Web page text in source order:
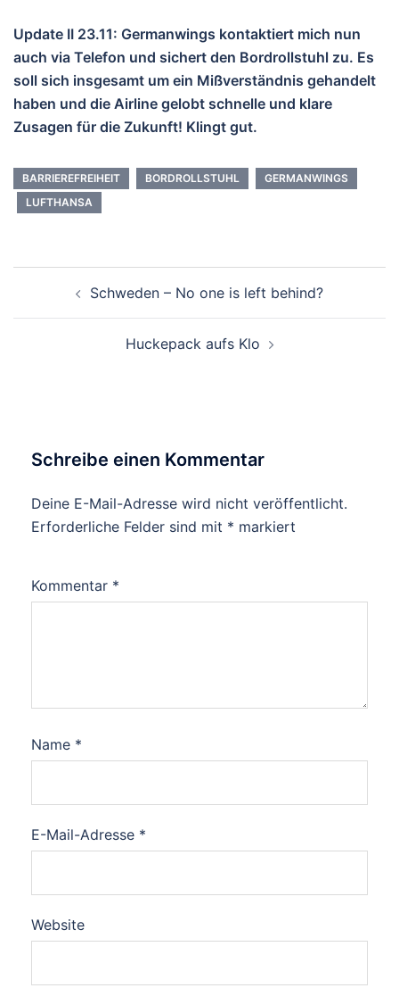
Update II 23.11: Germanwings kontaktiert mich nun
auch via Telefon und sichert den Bordrollstuhl zu. Es
soll sich insgesamt um ein Mißverständnis gehandelt
haben und die Airline gelobt schnelle und klare
Zusagen für die Zukunft! Klingt gut.
BARRIEREFREIHEIT BORDROLLSTUHL
GERMANWINGS
LUFTHANSA
NavigationSchweden – No one is left behind?
Huckepack aufs Klo
Schreibe einen Kommentar
Deine E-Mail-Adresse wird nicht veröffentlicht.
Erforderliche Felder sind mit * markiert
Kommentar *
Name *
E-Mail-Adresse *
Website